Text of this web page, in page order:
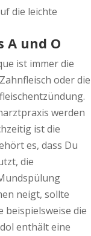
die leichte
A und O
ist immer die
oder die
werden
ist die
es, dass Du
die
neigt, sollte
die
enthält eine